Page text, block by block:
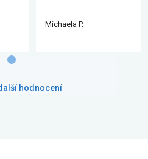
Michaela P.
hodnocení